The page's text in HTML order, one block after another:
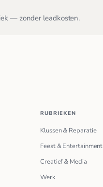
— zonder leadkosten.
RUBRIEKEN
Klussen & Reparatie
Feest & Entertainment
Creatief & Media
Werk